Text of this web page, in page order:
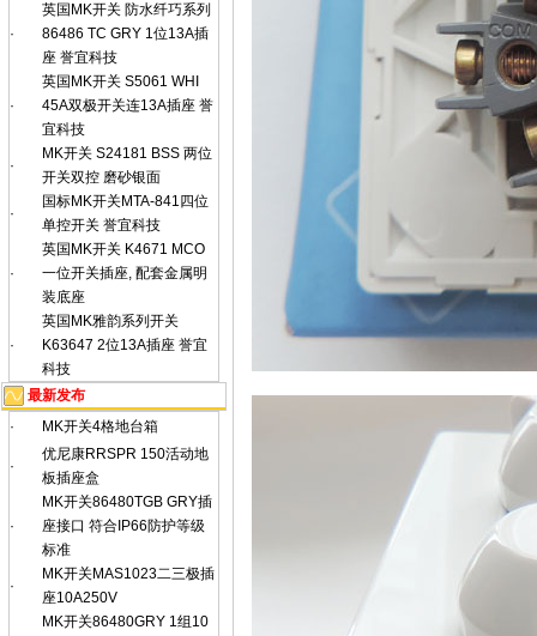
·
英国MK开关 防水纤巧系列
86486 TC GRY 1位13A插
座 誉宜科技
·
英国MK开关 S5061 WHI
45A双极开关连13A插座 誉
宜科技
·
MK开关 S24181 BSS 两位
开关双控 磨砂银面
·
国标MK开关MTA-841四位
单控开关 誉宜科技
·
英国MK开关 K4671 MCO
一位开关插座, 配套金属明
装底座
·
英国MK雅韵系列开关
K63647 2位13A插座 誉宜
科技
最新发布
·
MK开关4格地台箱
·
优尼康RRSPR 150活动地
板插座盒
·
MK开关86480TGB GRY插
座接口 符合IP66防护等级
标准
·
MK开关MAS1023二三极插
座10A250V
MK开关86480GRY 1组10